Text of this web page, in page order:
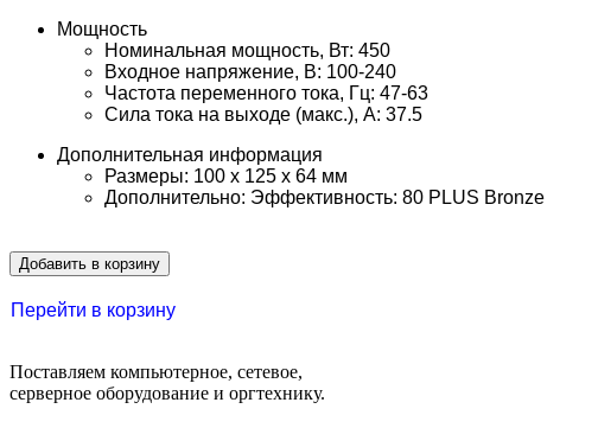
Мощность
Номинальная мощность, Вт: 450
Входное напряжение, В: 100-240
Частота переменного тока, Гц: 47-63
Сила тока на выходе (макс.), А: 37.5
Дополнительная информация
Размеры: 100 x 125 x 64 мм
Дополнительно: Эффективность: 80 PLUS Bronze
Добавить в корзину
Перейти в корзину
Поставляем компьютерное, сетевое,
серверное оборудование и оргтехнику.